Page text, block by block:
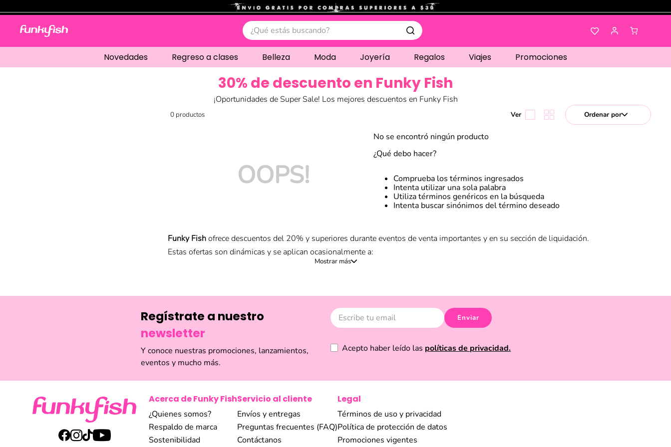
.
¿Qué estás buscando?
Novedades Regreso a clases Belleza Moda Joyería Regalos Viajes Promociones
30% de descuento en Funky Fish
¡Oportunidades de Super Sale! Los mejores descuentos en Funky Fish
0 productos Ordenar por
OOPS!
No se encontró ningún producto
¿Qué debo hacer?
Comprueba los términos ingresados
Intenta utilizar una sola palabra
Utiliza términos genéricos en la búsqueda
Intenta buscar sinónimos del término deseado
Funky Fishofrece descuentos del 20% y superiores durante eventos de venta importantes y en su sección de liquidación.
Estas ofertas son dinámicas y se aplican ocasionalmente a:
Artículos de regalo.
Para asegurar tu descuento del 30% o más, te sugerimos visitar directamente la categoría promociones en el sitio web de
o suscribirte a nuestro newsletter para notificarte las grandes promociones y liquidaciones.
Regístrate a nuestro
newsletter
Y conoce nuestras promociones, lanzamientos,
eventos y mucho más.
Enviar
Acepto haber leído las políticas de privacidad.
Acerca de Funky Fish
¿Quienes somos?
Respaldo de marca
Sostenibilidad
Servicio al cliente
Envíos y entregas
Preguntas frecuentes (FAQ)
Contáctanos
Legal
Términos de uso y privacidad
Política de protección de datos
Promociones vigentes